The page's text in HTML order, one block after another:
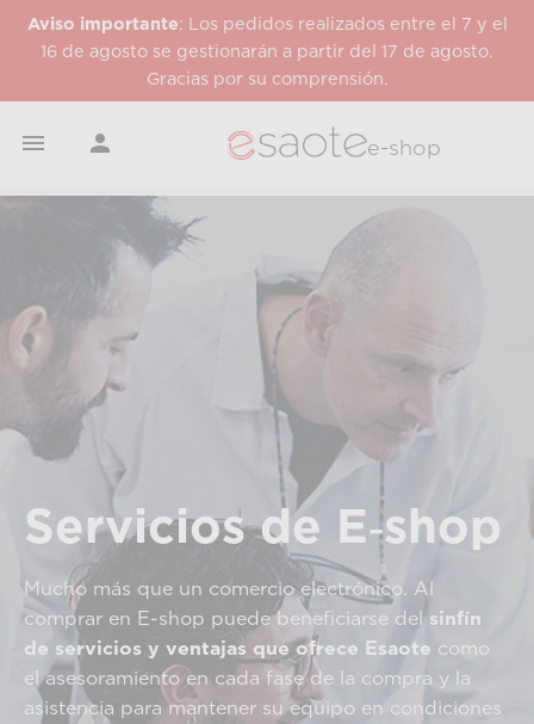
Aviso importante: Los pedidos realizados entre el 7 y el
16 de agosto se gestionarán a partir del 17 de agosto.
Gracias por su comprensión.
  e-shop
Servicios de E‑shop
Mucho más que un comercio electrónico. Al
comprar en E-shop puede beneficiarse del sinfín
de servicios y ventajas que ofrece Esaote como
el asesoramiento en cada fase de la compra y la
asistencia para mantener su equipo en condiciones